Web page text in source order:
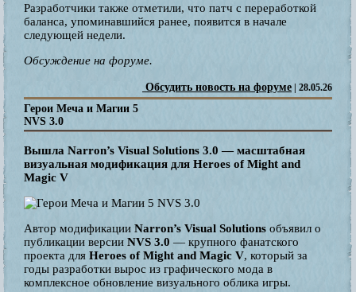
Разработчики также отметили, что патч с переработкой
баланса, упоминавшийся ранее, появится в начале
следующей недели.
Обсуждение на форуме.
Обсудить новость на форуме | 28.05.26
Герои Меча и Магии 5
NVS 3.0
Вышла Narron’s Visual Solutions 3.0 — масштабная
визуальная модификация для Heroes of Might and
Magic V
Автор модификации Narron’s Visual Solutions объявил о
публикации версии NVS 3.0 — крупного фанатского
проекта для Heroes of Might and Magic V, который за
годы разработки вырос из графического мода в
комплексное обновление визуального облика игры.